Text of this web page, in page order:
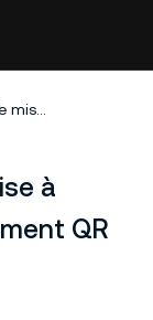
Avis de maintenance de mise à niveau du système de paiement QR Ph
à
QR